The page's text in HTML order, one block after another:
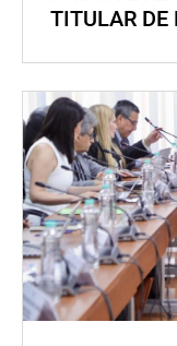
TITULAR DE